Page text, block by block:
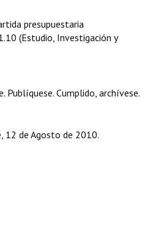
presupuestaria
(Estudio, Investigación y
Cumplido, archívese.
12 de Agosto de 2010.